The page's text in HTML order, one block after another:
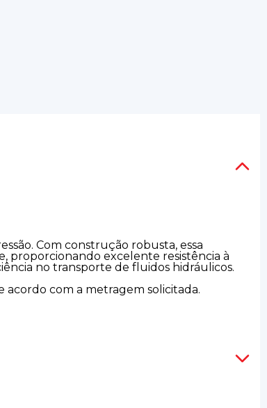
Com construção robusta, essa
proporcionando excelente resistência à
no transporte de fluidos hidráulicos.
acordo com a metragem solicitada.